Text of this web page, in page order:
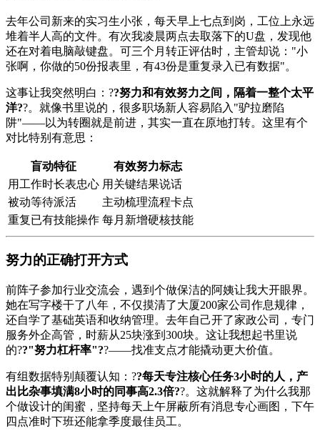
去年公司新来的实习生小张，每天早上七点到岗，工位上永远
堆着半人高的文件。有次我凌晨两点去取落下的U盘，发现他
还在对着电脑敲键盘。可三个月转正评估时，主管却说："小
张啊，你做的50份报表里，有43份是重复录入已有数据"。
这事让我突然明白：??努力和有效努力之间，隔着一整个太平
洋??。就像书里说的，很多职场新人容易陷入"驴拉磨陷
阱"——以为转圈就是前进，其实一直在原地打转。这里有个
对比特别有意思：
盲动特征
有效努力标志
用工作时长表忠心 用关键结果说话
被动等待派活
主动梳理流程卡点
重复已有技能操作 每月新增硬核技能
努力的正确打开方式
前阵子参加行业交流会，遇到个做保洁的阿姨让我大开眼界。
她在写字楼干了八年，不仅摸清了大厦200家公司作息规律，
还自学了基础英语和收纳管理。去年自己开了家政公司，专门
服务外企高管，时薪从25块涨到300块。这让我想起书里说
的??"努力杠杆率"??——找准支点才能撬动更大价值。
有组数据特别颠覆认知：??每天专注核心任务3小时的人，产
出比杂事填满8小时的同事高2.3倍??。这就解释了为什么我那
个做设计的闺蜜，坚持每天上午屏蔽所有消息专心画图，下午
四点准时下班还能拿季度最佳员工。